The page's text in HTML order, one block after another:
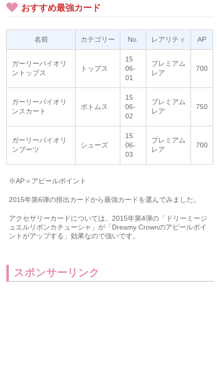
おすすめ最強カード
名前 カテゴリー No. レアリティ AP
ガーリーバイオリ
ントップス
トップス
15
06-
01
プレミアム
レア
700
ガーリーバイオリ
ンスカート
ボトムス
15
06-
02
プレミアム
レア
750
ガーリーバイオリ
ンブーツ
シューズ
15
06-
03
プレミアム
レア
700
※AP＝アピールポイント
2015年第6弾の排出カードから最強カードを選んでみました。
アクセサリーカードについては、2015年第4弾の「ドリーミージ
ュエルリボンカチューシャ」が「Dreamy Crownのアピールポイ
ントがアップする」効果なので強いです。
スポンサーリンク